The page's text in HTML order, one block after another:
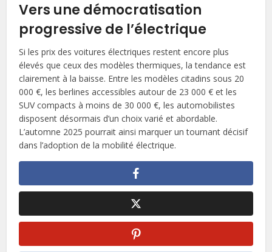
Vers une démocratisation
progressive de l’électrique
Si les prix des voitures électriques restent encore plus
élevés que ceux des modèles thermiques, la tendance est
clairement à la baisse. Entre les modèles citadins sous 20
000 €, les berlines accessibles autour de 23 000 € et les
SUV compacts à moins de 30 000 €, les automobilistes
disposent désormais d’un choix varié et abordable.
L’automne 2025 pourrait ainsi marquer un tournant décisif
dans l’adoption de la mobilité électrique.